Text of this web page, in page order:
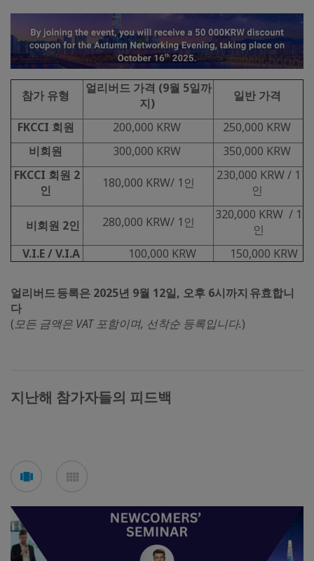
참가 유형
얼리버드 가격 (9월 5일까
지)
일반 가격
FKCCI 회원 200,000 KRW
250,000 KRW
비회원
300,000 KRW
350,000 KRW
FKCCI 회원 2
인
180,000 KRW/ 1인
230,000 KRW / 1
인
비회원 2인 280,000 KRW/ 1인
320,000 KRW / 1
인
V.I.E / V.I.A
100,000 KRW 150,000 KRW
얼리버드 등록은 2025년 9월 12일, 오후 6시까지 유효합니
다
(모든 금액은 VAT포함이며, 선착순 등록입니다.)
지난해 참가자들의 피드백
See
carouselmosaic